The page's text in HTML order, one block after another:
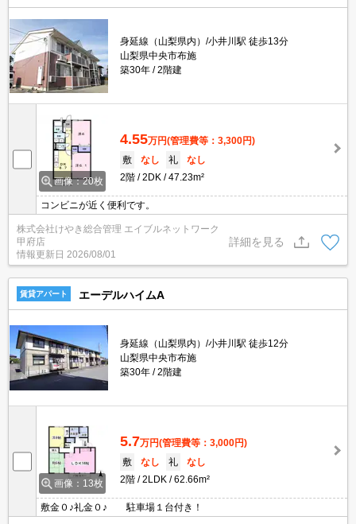
身延線（山梨県内）/小井川駅 徒歩13分
山梨県中央市布施
築30年
2階建
画像：20枚
4.55万円(管理費等：3,300円)
敷
なし 礼
なし
2階
2DK 47.23m²
コンビニが近く便利です。
株式会社けやき総合管理 エイブルネットワーク
甲府店
情報更新日 2026/08/01
詳細を見る
賃貸アパート エーデルハイムA
身延線（山梨県内）/小井川駅 徒歩12分
山梨県中央市布施
築30年
2階建
画像：13枚
5.7万円(管理費等：3,000円)
敷
なし 礼
なし
2階
2LDK 62.66m²
敷金０♪礼金０♪ 駐車場１台付き！